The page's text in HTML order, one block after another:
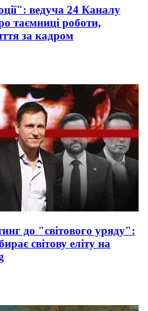
ведуча 24 Каналу
таємниці роботи,
за кадром
до "світового уряду":
світову еліту на